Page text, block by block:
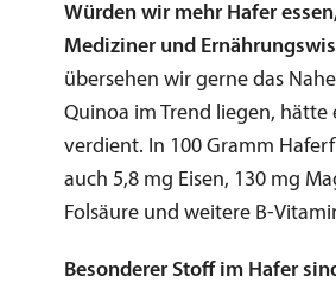
Würden wir mehr Hafer
Mediziner und
übersehen wir gerne das
Quinoa im Trend liegen,
verdient. In 100 Gramm
auch 5,8 mg Eisen, 130 mg
Folsäure und weitere B-
Besonderer Stoff im Hafer